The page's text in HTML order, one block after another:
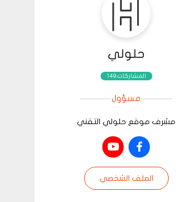
حلولي
المشاركات:149
مسؤول
مشرف موقع حلولي التقني
الملف الشخصي